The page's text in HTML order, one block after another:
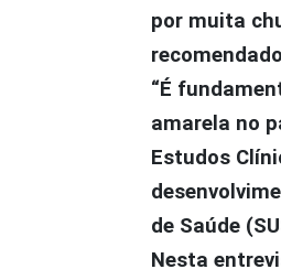
por muita
“É
amarela no
Estudos
de Saúde
Nesta